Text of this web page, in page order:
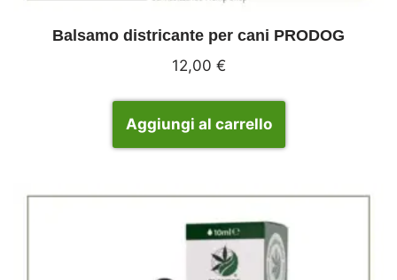
Balsamo districante per cani PRODOG
12,00 €
Aggiungi al carrello